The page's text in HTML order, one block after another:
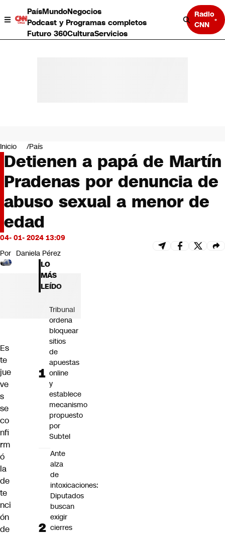
PaísMundoNegocios
Podcast y Programas completos
Futuro 360CulturaServicios
Radio
CNN
Negocios
Deportes
Programas completos
Cultura
Servicios
Bits
CNN tiempo
Futuro 360
Inicio País
Detienen a papá de Martín
Pradenas por denuncia de
abuso sexual a menor de
edad
04- 01- 2024 13:09
Por Daniela Pérez
Es
te
jue
ve
s
se
co
nfi
rm
ó
la
de
te
nci
ón
de
LO
MÁS
LEÍDO
Tribunal
ordena
bloquear
sitios
de
apuestas
online
y
establece
mecanismo
propuesto
por
Subtel
Ante
alza
de
intoxicaciones:
Diputados
buscan
exigir
cierres